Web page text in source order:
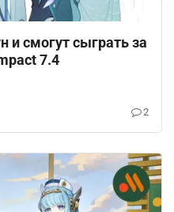
и смогут сыграть за
7.4
2